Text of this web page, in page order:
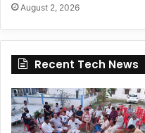
August 2, 2026
Recent Tech News